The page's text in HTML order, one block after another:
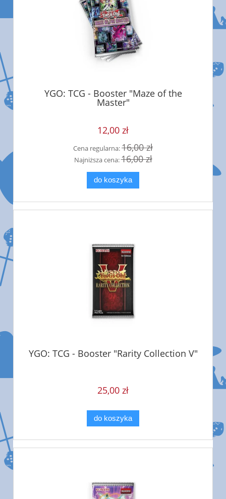
YGO: TCG - Booster "Maze of the
Master"
12,00 zł
Cena regularna:16,00 zł
Najniższa cena:16,00 zł
do koszyka
YGO: TCG - Booster "Rarity Collection V"
25,00 zł
do koszyka